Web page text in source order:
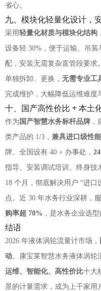
省心。
九、模块化轻量化设计，
采用轻量化材质与模块化结构
设备轻 30%，便于运输、吊
配，安装无需复杂直管段要求
单独拆卸、更换， 无需专业工
完成维护，大幅降低运维难度
十、国产高性价比 + 本土
作为 国产智慧水务标杆品牌
类产品的 1/3， 兼具进口级性
牌。全国设有 40 + 办事处，
指导、安装调试培训、终身技
18 个月，彻底解决用户 “进
点。近 30 年水务行业深耕，
购率超 70% ，是水务企业选型
结语
2026 年液体涡轮流量计市场，
动。康宝莱智慧水务液体涡轮
运维、智能化、高性价比十大
景的计量需求，成为上千家用